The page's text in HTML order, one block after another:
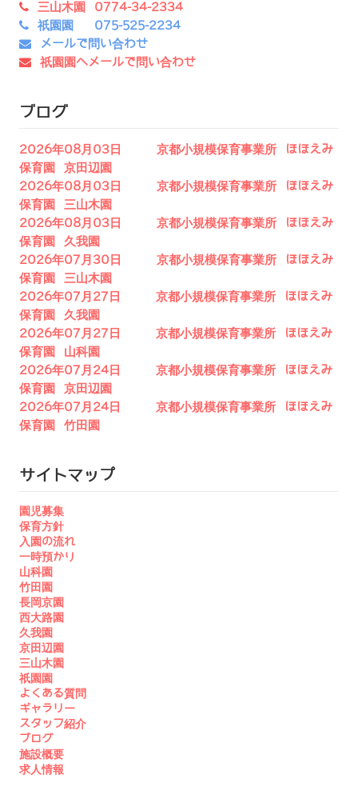
三山木園 0774-34-2334
祇園園 075-525-2234
メールで問い合わせ
祇園園へメールで問い合わせ
ブログ
2026年08月03日 京都小規模保育事業所 ほほえみ
保育園 京田辺園
2026年08月03日 京都小規模保育事業所 ほほえみ
保育園 三山木園
2026年08月03日 京都小規模保育事業所 ほほえみ
保育園 久我園
2026年07月30日 京都小規模保育事業所 ほほえみ
保育園 三山木園
2026年07月27日 京都小規模保育事業所 ほほえみ
保育園 久我園
2026年07月27日 京都小規模保育事業所 ほほえみ
保育園 山科園
2026年07月24日 京都小規模保育事業所 ほほえみ
保育園 京田辺園
2026年07月24日 京都小規模保育事業所 ほほえみ
保育園 竹田園
サイトマップ
園児募集
保育方針
入園の流れ
一時預かり
山科園
竹田園
長岡京園
西大路園
久我園
京田辺園
三山木園
祇園園
よくある質問
ギャラリー
スタッフ紹介
ブログ
施設概要
求人情報